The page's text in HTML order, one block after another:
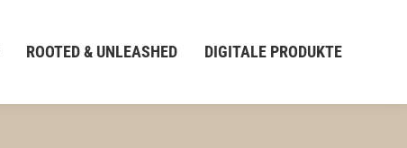
ROOTED & UNLEASHED DIGITALE PRODUKTE